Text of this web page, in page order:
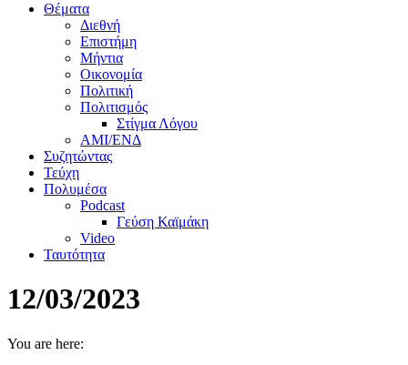
Θέματα
Διεθνή
Επιστήμη
Μήντια
Οικονομία
Πολιτική
Πολιτισμός
Στίγμα Λόγου
AMI/ΕΝΔ
Συζητώντας
Τεύχη
Πολυμέσα
Podcast
Γεύση Καϊμάκη
Video
Ταυτότητα
12/03/2023
You are here: